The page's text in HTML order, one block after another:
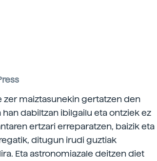
zer maiztasunekin gertatzen den
dabiltzan ibilgailu eta ontziek ez
ertzari erreparatzen, baizik eta
ditugun irudi guztiak
Eta astronomiazale deitzen diet